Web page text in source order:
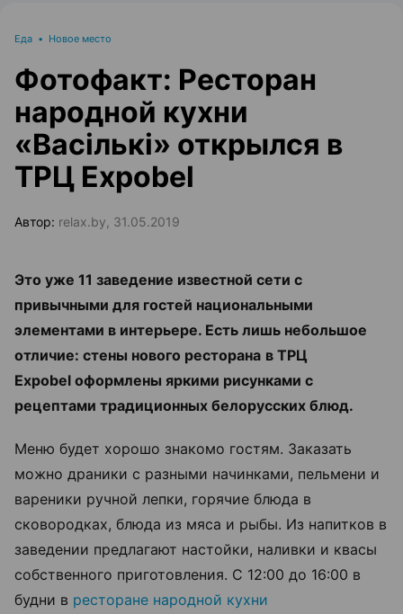
Еда • Новое место
Фотофакт: Ресторан
народной кухни
«Васiлькi» открылся в
ТРЦ Expobel
Автор: relax.by, 31.05.2019
Это уже 11 заведение известной сети с
привычными для гостей национальными
элементами в интерьере. Есть лишь небольшое
отличие: стены нового ресторана в ТРЦ
Expobel оформлены яркими рисунками с
рецептами традиционных белорусских блюд.
Меню будет хорошо знакомо гостям. Заказать
можно драники с разными начинками, пельмени и
вареники ручной лепки, горячие блюда в
сковородках, блюда из мяса и рыбы. Из напитков в
заведении предлагают настойки, наливки и квасы
собственного приготовления. С 12:00 до 16:00 в
будни в ресторане народной кухни